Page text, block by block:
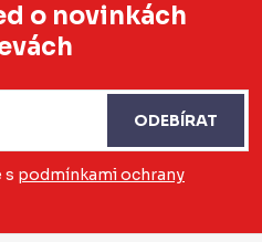
o novinkách
s podmínkami ochrany
ODEBÍRAT